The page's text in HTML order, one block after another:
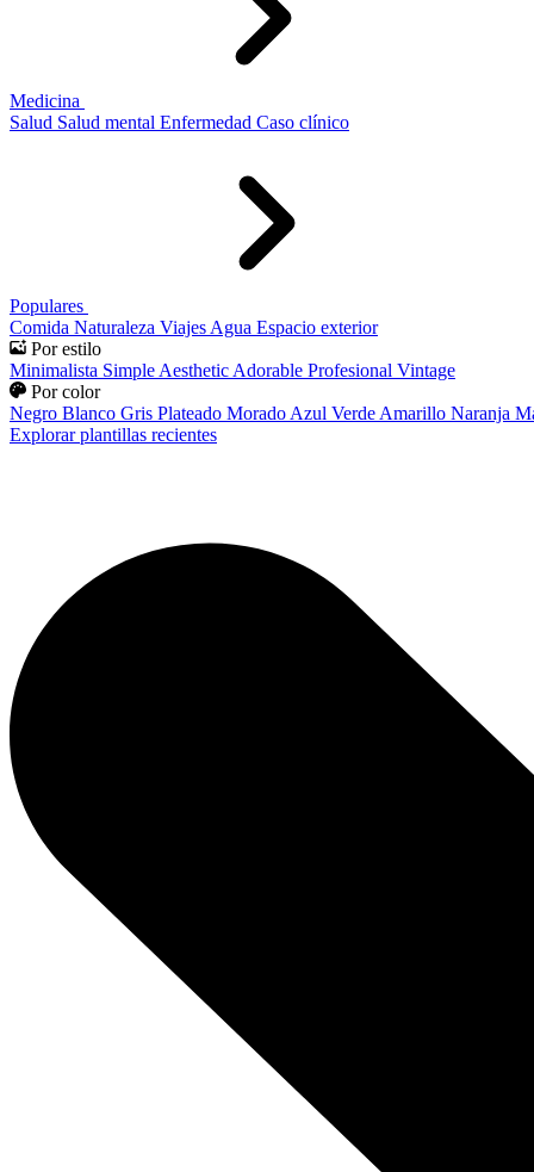
Medicina
Salud Salud mental Enfermedad Caso clínico
Populares
Comida Naturaleza Viajes Agua Espacio exterior
Por estilo
Minimalista Simple Aesthetic Adorable Profesional Vintage
Por color
Negro Blanco Gris Plateado Morado Azul Verde Amarillo Naranja
Explorar plantillas recientes